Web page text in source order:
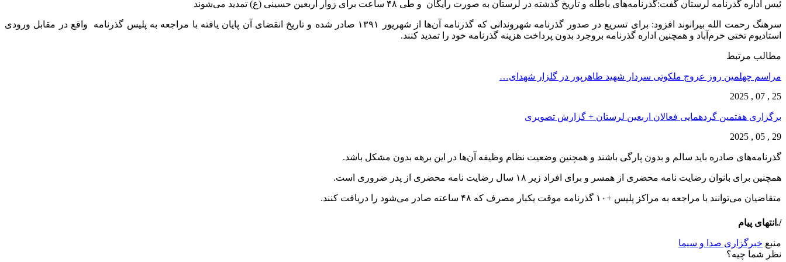
ئیس اداره گذرنامه لرستان گفت:گذرنامه‌های باطله و تاریخ گذشته در لرستان به صورت رایگان و طی ۴۸ ساعت برای زوار اربعین حسینی (ع) تمدید می‌شوند
سرهنگ رحمت الله بیرانوند افزود: برای تسریع در صدور گذرنامه شهروندانی که گذرنامه‌ آن‌ها از شهریور ۱۳۹۱ صادر شده و تاریخ انقضای آن پایان یافته با مراجعه به پلیس گذرنامه واقع در مقابل ورودی
استادیوم تختی خرم‌آباد و همچنین اداره گذرنامه بروجرد بدون پرداخت هزینه گذرنامه خود را تمدید کنند.
مطالب مرتبط
مراسم چهلمین روز عروج ملکوتی سردار شهید طاهرپور در گلزار شهدای…
25 , 07 , 2025
برگزاری هفتمین گردهمایی فعالان اربعین لرستان + گزارش تصویری
29 , 05 , 2025
گذرنامه‌های صادره باید سالم و بدون پارگی باشند و همچنین وضعیت نظام وظیفه آن‌ها در این برهه بدون مشکل باشد.
همچنین برای بانوان رضایت نامه محضری از همسر و برای افراد زیر ۱۸ سال رضایت نامه محضری از پدر ضروری است.
متقاضیان می‌توانند با مراجعه به مراکز پلیس +۱۰ گذرنامه موقت یکبار مصرف که ۴۸ ساعته صادر می‌شود را دریافت کنند.
/.انتهای پیام
منبع خبرگزاری صدا و سیما
نظر شما چیه؟